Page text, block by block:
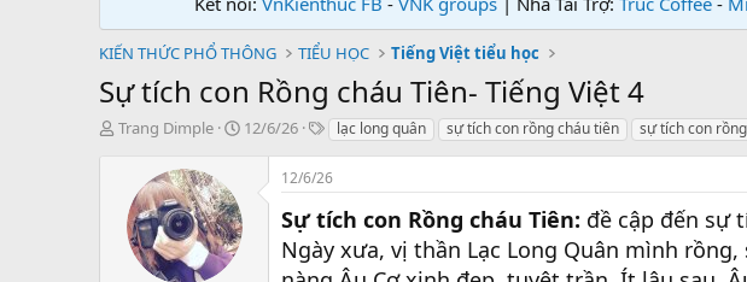
KIẾN THỨC PHỔ THÔNG TIỂU HỌC Tiếng Việt tiểu học
Sự tích con Rồng cháu Tiên- Tiếng Việt 4
T
Trang Dimple
N
12/6/26
T
k
h
ó
a
lạc long quân sự tích con rồng cháu tiên sự tích con
12/6/26
Sự tích con Rồng cháu Tiên: đề cập đến sự
Ngày xưa, vị thần Lạc Long Quân mình